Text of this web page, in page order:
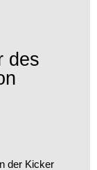
des
der Kicker